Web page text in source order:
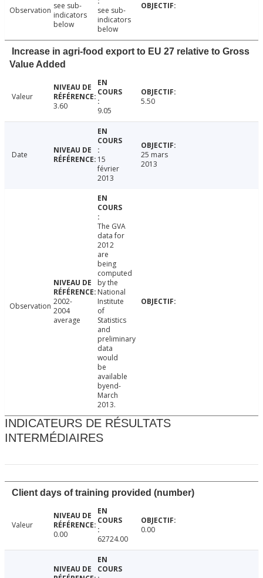
Observation see sub-
indicators
below
see sub-
indicators
below
Increase in agri-food export to EU 27 relative to Gross
Value Added
Valeur
3.60
9.05
5.50
Date
15
février
2013
25 mars
2013
Observation 2002-
2004
average
The GVA
data for
2012
are
being
computed
by the
National
Institute
of
Statistics
and
preliminary
data
would
be
available
byend-
March
2013.
INDICATEURS DE RÉSULTATS
INTERMÉDIAIRES
Client days of training provided (number)
Valeur
0.00
62724.00
0.00